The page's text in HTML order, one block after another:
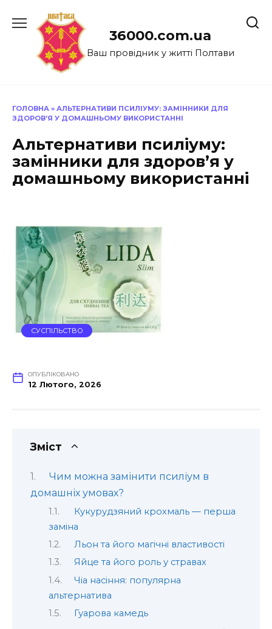
до
36000.com.ua
Ваш провідник у житті Полтави
ГОЛОВНА » АЛЬТЕРНАТИВИ ПСИЛІУМУ: ЗАМІННИКИ ДЛЯ
ЗДОРОВ’Я У ДОМАШНЬОМУ ВИКОРИСТАННІ
Альтернативи псиліуму:
замінники для здоров’я у
домашньому використанні
СУСПІЛЬСТВО
ОПУБЛІКОВАНО
12 Лютого, 2026
Зміст
Чим можна замінити псиліум в
домашніх умовах?
Кукурудзяний крохмаль — перша
заміна
Льон та його магічні властивості
Яйце та його роль у стравах
Чіа насіння: популярна
альтернатива
Гуарова камедь